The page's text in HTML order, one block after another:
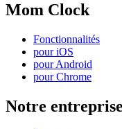
Mom Clock
Fonctionnalités
pour iOS
pour Android
pour Chrome
Notre entreprise